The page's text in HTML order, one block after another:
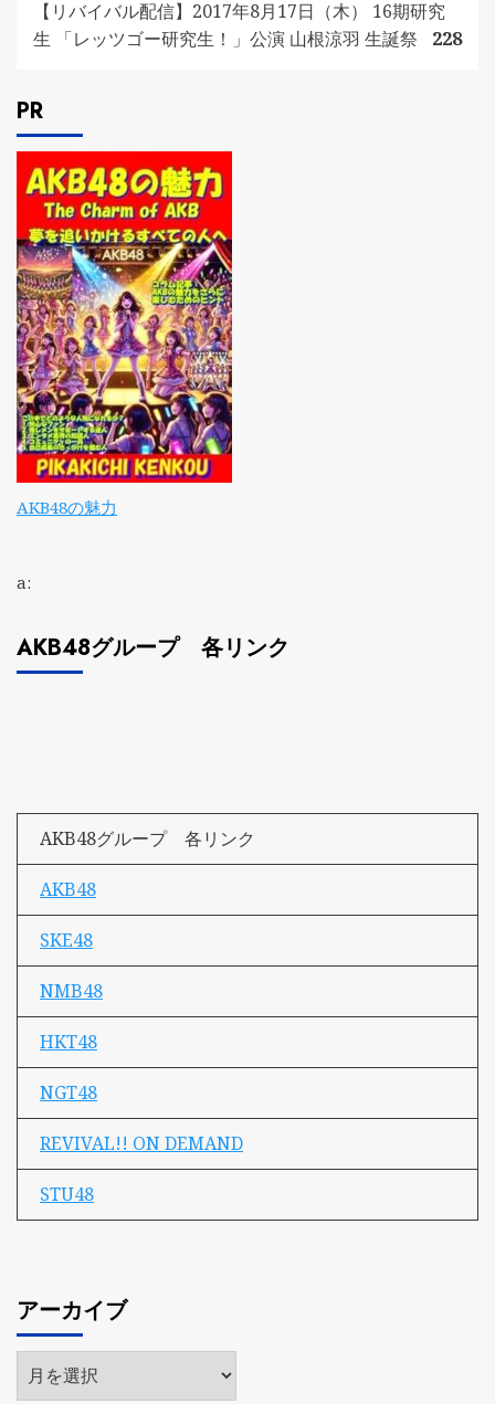
【リバイバル配信】2017年8月17日（木） 16期研究
生 「レッツゴー研究生！」公演 山根涼羽 生誕祭
228
PR
AKB48の魅力
a:
AKB48グループ 各リンク
AKB48グループ 各リンク
AKB48
SKE48
NMB48
HKT48
NGT48
REVIVAL!! ON DEMAND
STU48
アーカイブ
ア
ー